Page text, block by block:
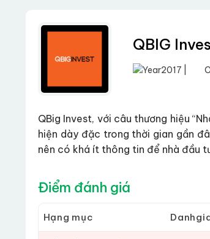
QBIG
2017 |
QBig Invest, với câu thương hiệu
hiện dày đặc trong thời gian gần
nên có khá ít thông tin để nhà đầu
Điểm đánh giá
Hạng mục